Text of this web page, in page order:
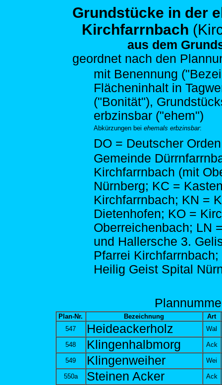
Grundstücke in der
Kirchfarrnbach
aus dem
geordnet nach den
mit Benennung
Flächeninhalt in
("Bonität"),
erbzinsbar ("ehem")
Abkürzungen bei ehemals erbzinsbar:
DO = Deutscher
Gemeinde
Kirchfarrnbach (mit
Nürnberg; KC =
Kirchfarrnbach; KN =
Dietenhofen; KO =
Oberreichenbach; LN
und Hallersche 3.
Pfarrei Kirchfarrnbach;
Heilig Geist Spital
Plann
Plan-Nr. Bezeichnung
Art
547
Heideackerholz Wal
548 Klingenhalbmorg Ack
549 Klingenweiher Wei
550a Steinen Acker Ack